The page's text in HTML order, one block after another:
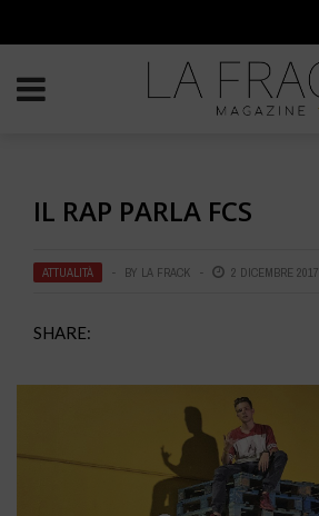
IL RAP PARLA FCS
ATTUALITÀ BY LA FRACK 2 DICEMBRE 2017
SHARE: